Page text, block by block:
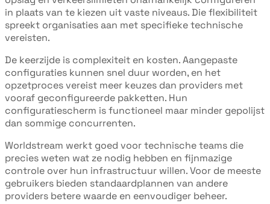
in plaats van te kiezen uit vaste niveaus. Die flexibiliteit
spreekt organisaties aan met specifieke technische
vereisten.
De keerzijde is complexiteit en kosten. Aangepaste
configuraties kunnen snel duur worden, en het
opzetproces vereist meer keuzes dan providers met
vooraf geconfigureerde pakketten. Hun
configuratiescherm is functioneel maar minder gepolijst
dan sommige concurrenten.
Worldstream werkt goed voor technische teams die
precies weten wat ze nodig hebben en fijnmazige
controle over hun infrastructuur willen. Voor de meeste
gebruikers bieden standaardplannen van andere
providers betere waarde en eenvoudiger beheer.